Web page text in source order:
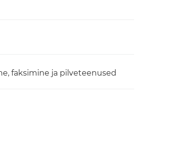
faksimine ja pilveteenused